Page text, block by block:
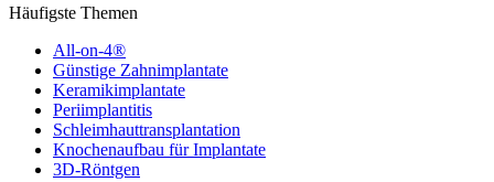
Häufigste Themen
All-on-4®
Günstige Zahnimplantate
Keramikimplantate
Periimplantitis
Schleimhauttransplantation
Knochenaufbau für Implantate
3D-Röntgen